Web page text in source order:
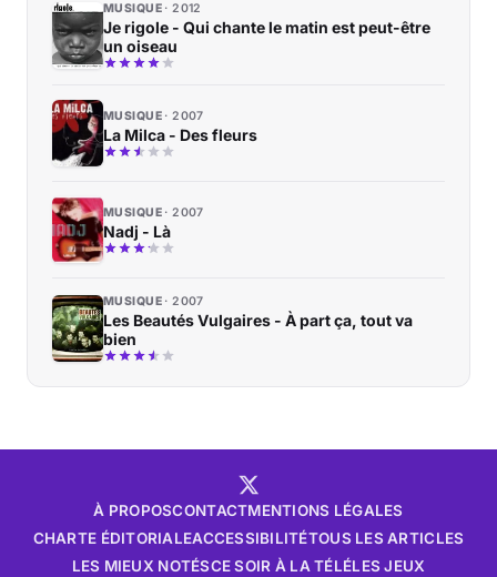
MUSIQUE 2012
Je rigole - Qui chante le matin est peut-être
un oiseau
MUSIQUE 2007
La Milca - Des fleurs
MUSIQUE 2007
Nadj - Là
MUSIQUE 2007
Les Beautés Vulgaires - À part ça, tout va
bien
À PROPOSCONTACTMENTIONS LÉGALES
CHARTE ÉDITORIALEACCESSIBILITÉTOUS LES ARTICLES
LES MIEUX NOTÉSCE SOIR À LA TÉLÉLES JEUX